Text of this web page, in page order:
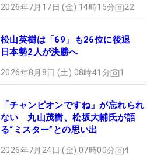
2026年7月17日 (金) 14時15分 22
松山英樹は「69」も26位に後退
日本勢2人が決勝へ
2026年8月8日 (土) 08時41分 1
「チャンピオンですね」が忘れられ
ない 丸山茂樹、松坂大輔氏が語
る“ミスター”との思い出
2026年7月24日 (金) 07時00分 4